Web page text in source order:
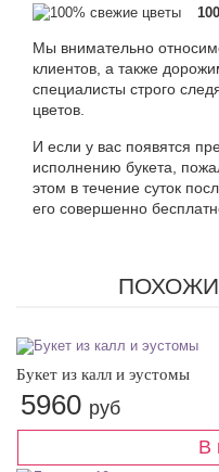
Мы внимательно
клиентов, а также
специалисты строго
цветов.
И если у вас появятся
исполнению букета,
этом в течение суток
его совершенно
Букет из калл и эустомы
5960 руб